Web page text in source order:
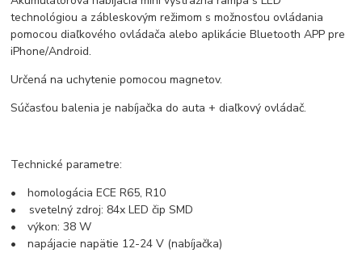
technológiou a zábleskovým režimom s možnosťou ovládania
pomocou diaľkového ovládača alebo aplikácie Bluetooth APP pre
iPhone/Android.
Určená na uchytenie pomocou magnetov.
Súčasťou balenia je nabíjačka do auta + diaľkový ovládač.
Technické parametre:
• homologácia ECE R65, R10
• svetelný zdroj: 84x LED čip SMD
• výkon: 38 W
• napájacie napätie 12-24 V (nabíjačka)